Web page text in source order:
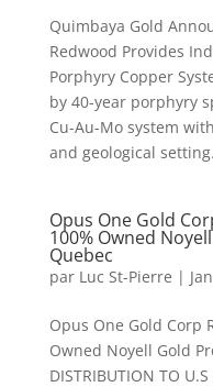
Quimbaya Gold
Redwood Provides
Porphyry Copper
by 40-year porphyry
Cu-Au-Mo system
and geological
Opus One Gold
100% Owned
Quebec
par Luc St-Pierre |
Opus One Gold Corp
Owned Noyell Gold
DISTRIBUTION TO U.S